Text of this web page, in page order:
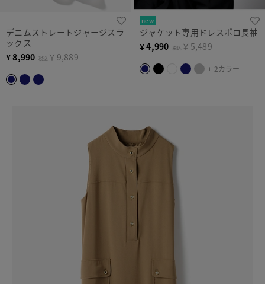
デニムストレートジャージスラ
ックス
¥8,990 税込 ￥9,889
new
ジャケット専用ドレスポロ長袖
¥4,990 税込 ￥5,489
+ 2カラー